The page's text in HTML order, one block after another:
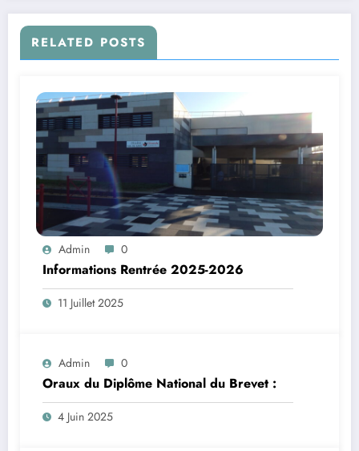
RELATED POSTS
Admin 0
Informations Rentrée 2025-2026
11 Juillet 2025
Admin 0
Oraux du Diplôme National du Brevet :
4 Juin 2025